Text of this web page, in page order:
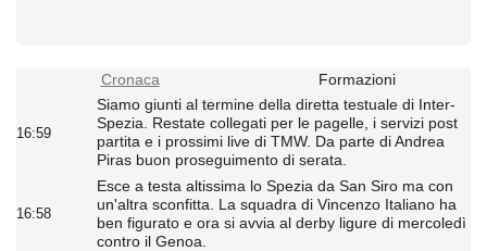
Cronaca Formazioni
16:59
Siamo giunti al termine della diretta testuale di Inter-
Spezia. Restate collegati per le pagelle, i servizi post
partita e i prossimi live di TMW. Da parte di Andrea
Piras buon proseguimento di serata.
16:58
Esce a testa altissima lo Spezia da San Siro ma con
un'altra sconfitta. La squadra di Vincenzo Italiano ha
ben figurato e ora si avvia al derby ligure di mercoledì
contro il Genoa.